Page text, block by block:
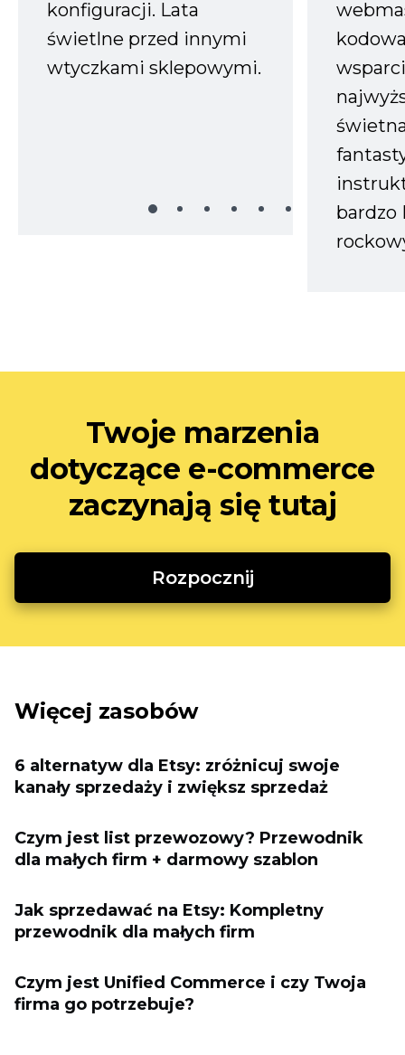
konfiguracji. Lata
świetlne przed innymi
wtyczkami sklepowymi.
bardzo
Twoje marzenia
dotyczące e-commerce
zaczynają się tutaj
Rozpocznij
Więcej zasobów
6 alternatyw dla Etsy: zróżnicuj swoje
kanały sprzedaży i zwiększ sprzedaż
Czym jest list przewozowy? Przewodnik
dla małych firm + darmowy szablon
Jak sprzedawać na Etsy: Kompletny
przewodnik dla małych firm
Czym jest Unified Commerce i czy Twoja
firma go potrzebuje?